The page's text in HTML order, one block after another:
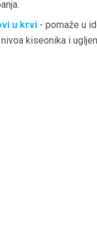
u krvi - pomaže u
kiseonika i